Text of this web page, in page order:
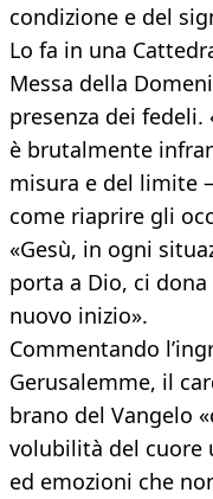
condizione e del
Lo fa in una
Messa della
presenza dei
è brutalmente
misura e del limite
come riaprire gli
«Gesù, in ogni
porta a Dio, ci
nuovo inizio».
Commentando
Gerusalemme, il
brano del Vangelo
volubilità del cuore
ed emozioni che